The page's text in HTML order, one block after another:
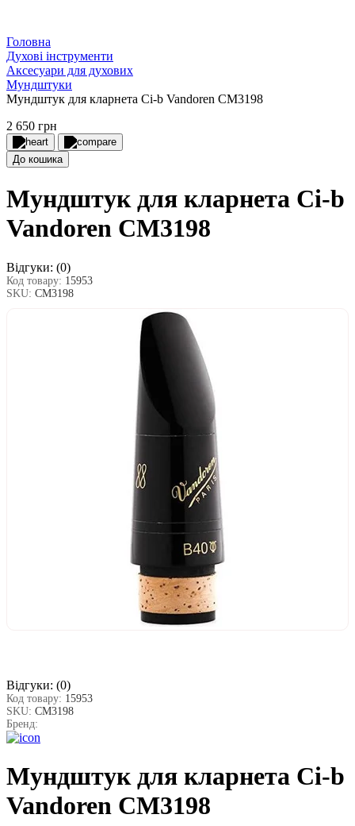
Головна
Духові інструменти
Аксесуари для духових
Мундштуки
Мундштук для кларнета Сі-b Vandoren CM3198
2 650 грн
До кошика
Мундштук для кларнета Сі-b
Vandoren CM3198
Відгуки: (0)
Код товару: 15953
SKU: СМ3198
Відгуки: (0)
Код товару: 15953
SKU: СМ3198
Бренд:
Мундштук для кларнета Сі-b
Vandoren CM3198